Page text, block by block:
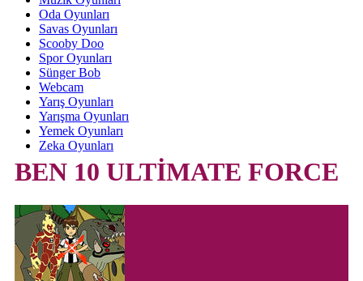
Oda Oyunları
Savas Oyunları
Scooby Doo
Spor Oyunları
Sünger Bob
Webcam
Yarış Oyunları
Yarışma Oyunları
Yemek Oyunları
Zeka Oyunları
BEN 10 ULTİMATE FORCE